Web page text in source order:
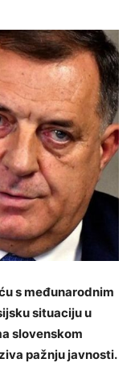
s međunarodnim
situaciju u
slovenskom
pažnju javnosti.